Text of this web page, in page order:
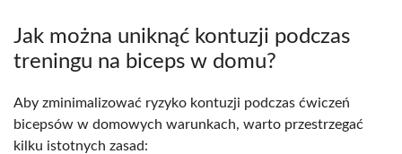
Jak można uniknąć kontuzji podczas
treningu na biceps w domu?
Aby zminimalizować ryzyko kontuzji podczas ćwiczeń
bicepsów w domowych warunkach, warto przestrzegać
kilku istotnych zasad: